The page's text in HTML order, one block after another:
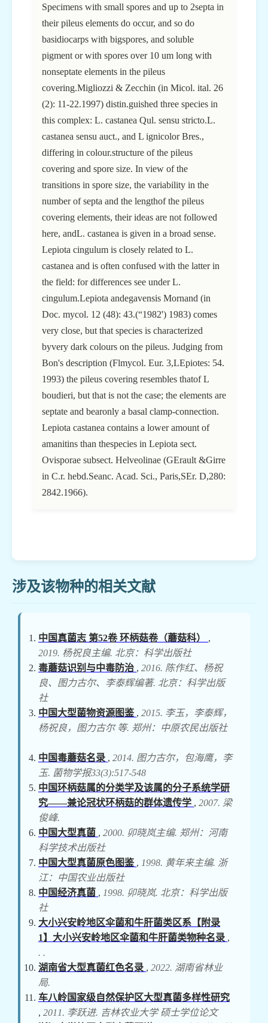
Specimens with small spores and up to 2septa in
their pileus elements do occur, and so do
basidiocarps with bigspores, and soluble
pigment or with spores over 10 um long with
nonseptate elements in the pileus
covering.Migliozzi & Zecchin (in Micol. ital. 26
(2): 11-22.1997) distin.guished three species in
this complex: L. castanea Qul. sensu stricto.L.
castanea sensu auct., and L ignicolor Bres.,
differing in colour.structure of the pileus
covering and spore size. In view of the
transitions in spore size, the variability in the
number of septa and the lengthof the pileus
covering elements, their ideas are not followed
here, andL. castanea is given in a broad sense.
Lepiota cingulum is closely related to L.
castanea and is often confused with the latter in
the field: for differences see under L.
cingulum.Lepiota andegavensis Mornand (in
Doc. mycol. 12 (48): 43.(“1982') 1983) comes
very close, but that species is characterized
byvery dark colours on the pileus. Judging from
Bon's description (Flmycol. Eur. 3,LEpiotes: 54.
1993) the pileus covering resembles thatof L
boudieri, but that is not the case; the elements are
septate and bearonly a basal clamp-connection.
Lepiota castanea contains a lower amount of
amanitins than thespecies in Lepiota sect.
Ovisporae subsect. Helveolinae (GErault &Girre
in C.r. hebd.Seanc. Acad. Sci., Paris,SEr. D,280:
2842.1966).
涉及该物种的相关文献
中国真菌志 第52卷 环柄菇卷（蘑菇科） ,
2019. 杨祝良主编. 北京：科学出版社
毒蘑菇识别与中毒防治 , 2016. 陈作红、杨祝
良、图力古尔、李泰辉编著. 北京：科学出版
社
中国大型菌物资源图鉴 , 2015. 李玉，李泰辉，
杨祝良，图力古尔 等. 郑州：中原农民出版社
中国毒蘑菇名录 , 2014. 图力古尔，包海鹰，李
玉. 菌物学报33(3):517-548
中国环柄菇属的分类学及该属的分子系统学研
究——兼论冠状环柄菇的群体遗传学 , 2007. 梁
俊峰.
中国大型真菌 , 2000. 卯晓岚主编. 郑州：河南
科学技术出版社
中国大型真菌原色图鉴 , 1998. 黄年来主编. 浙
江：中国农业出版社
中国经济真菌 , 1998. 卯晓岚. 北京：科学出版
社
大小兴安岭地区伞菌和牛肝菌类区系【附录
1】大小兴安岭地区伞菌和牛肝菌类物种名录 ,
. .
湖南省大型真菌红色名录 , 2022. 湖南省林业
局.
车八岭国家级自然保护区大型真菌多样性研究
, 2011. 李跃进. 吉林农业大学 硕士学位论文